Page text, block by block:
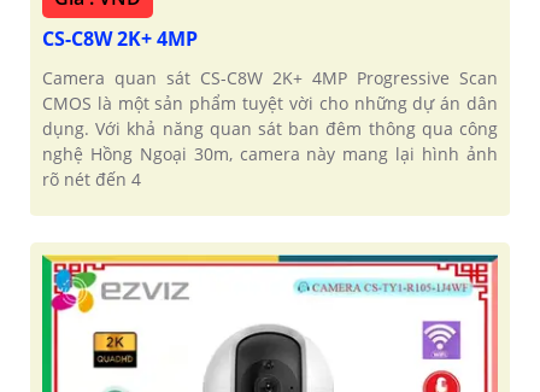
CS-C8W 2K+ 4MP
Camera quan sát CS-C8W 2K+ 4MP Progressive Scan
CMOS là một sản phẩm tuyệt vời cho những dự án dân
dụng. Với khả năng quan sát ban đêm thông qua công
nghệ Hồng Ngoại 30m, camera này mang lại hình ảnh
rõ nét đến 4